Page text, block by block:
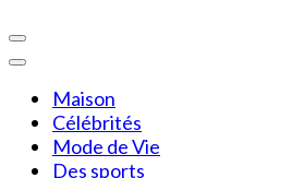
Maison
Célébrités
Mode de Vie
Des sports